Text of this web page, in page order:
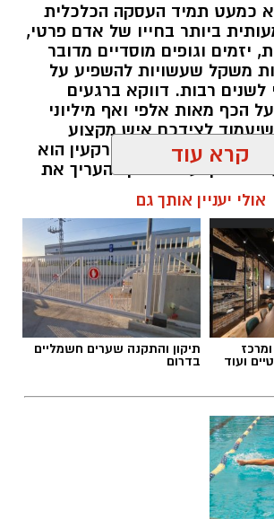
כמעט תמיד העסקה הכלכלית
ביותר בחייו של אדם פרטי,
יזמים וגופים מוסדיים מדובר
משקל שעשויות להשפיע על
לשנים רבות. דווקא ברגעים
הכף מאות אלפי ואף מיליוני
לצידכם איש מקצוע
ומנוסה. שמאי מקרקעין הוא
המוסמך על פי חוק להעריך את
והוא זה שמעניק לכם את
החלטות מבוססות, שקולות
קרא עוד
אולי יעניין אותך גם
ועוד
תיקון והתקנה שערים חשמליים
בדרום